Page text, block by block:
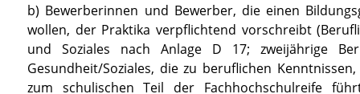
b) Bewerberinnen und Bewerber, die einen
wollen, der Praktika verpflichtend vorschreibt
und Soziales nachAnlage D 17; zweijährige
Gesundheit/Soziales, die zu beruflichen
zum schulischen Teil der Fachhochschulreife